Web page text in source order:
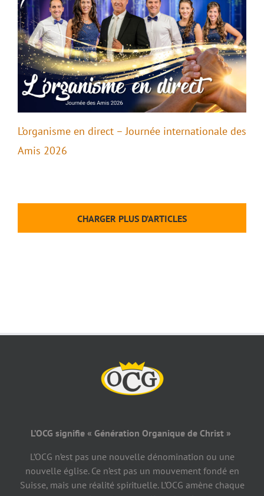
L’organisme en direct – Journée internationale des
Amis 2026
CHARGER PLUS D’ARTICLES
L’OCG signifie « Génération Organique de Christ »
L’OCG n’est pas une nouvelle dénomination ou une
nouvelle église. Ce n’est pas un mouvement fondé en
Suisse, mais une réalité spirituelle. L’OCG amène chaque